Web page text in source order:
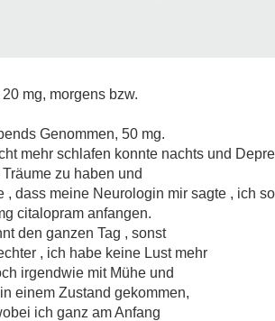
mg, morgens bzw.
Genommen, 50 mg.
mehr schlafen konnte nachts und
zu haben und
, dass meine Neurologin mir sagte , ich
citalopram anfangen.
den ganzen Tag , sonst
, ich habe keine Lust mehr
irgendwie mit Mühe und
einem Zustand gekommen,
ich ganz am Anfang